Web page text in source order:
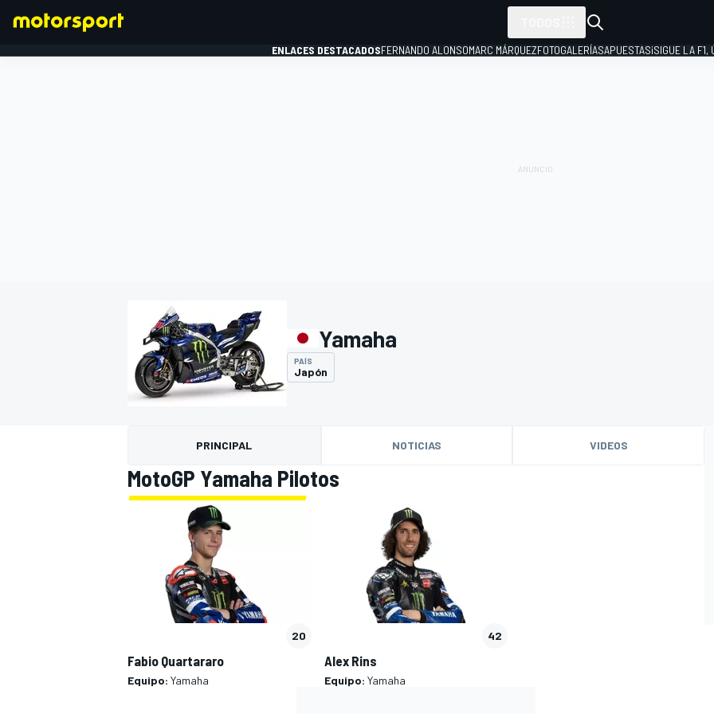
INDYCAR
FÓRMULA E
ENLACES DESTACADOSFERNANDO ALONSOMARC MÁRQUEZFOTOGALERÍASAPUESTAS¡SIGUE LA F1,
Yamaha
PAÍS
Japón
PRINCIPAL NOTICIAS VIDEOS
MotoGP Yamaha Pilotos
20
Fabio Quartararo
Equipo: Yamaha
42
Alex Rins
Equipo: Yamaha